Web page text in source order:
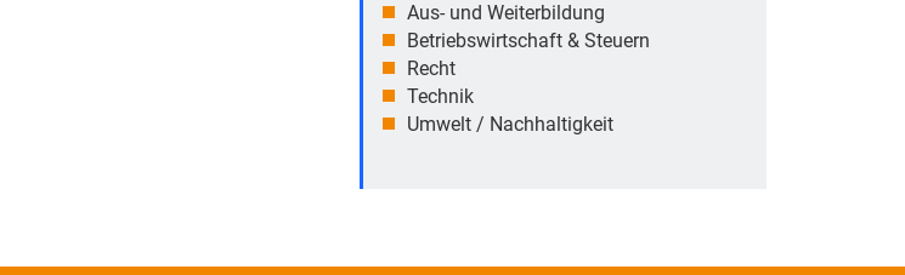
Aus- und Weiterbildung
Betriebswirtschaft & Steuern
Recht
Technik
Umwelt / Nachhaltigkeit